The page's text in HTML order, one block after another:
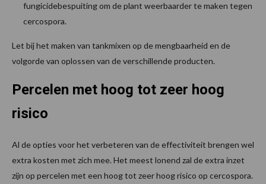
fungicidebespuiting om de plant weerbaarder te maken tegen
cercospora.
Let bij het maken van tankmixen op de mengbaarheid en de
volgorde van oplossen van de verschillende producten.
Percelen met hoog tot zeer hoog
risico
Al de opties voor het verbeteren van de effectiviteit brengen wel
extra kosten met zich mee. Het meest lonend zal de extra inzet
zijn op percelen met een hoog tot zeer hoog risico op cercospora.